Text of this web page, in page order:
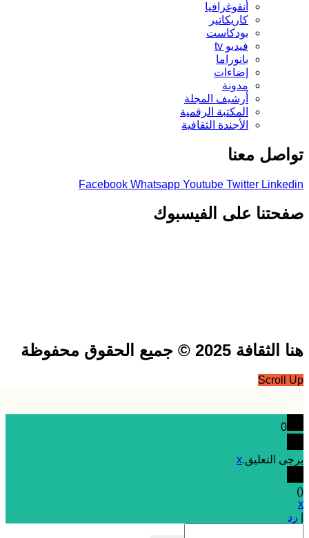
أنفوغرافيا
كاريكاتير
بودكاست
فيديو tv
بانوراما
إضاءات
مدونة
أرشيف المجلة
المكتبة الرقمية
الأجندة الثقافية
معنا
Facebook Whatsapp Youtube Twitter
على الفيسبوك
2025 © جميع الحقوق محفوظة
التعليق.x